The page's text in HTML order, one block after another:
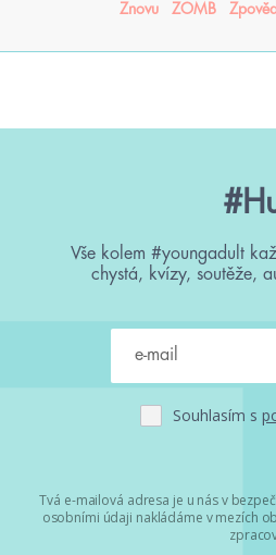
Znovu
ZOMB
Vše kolem #youngadult
chystá, kvízy, soutěže,
Souhlasím s
Tvá e-mailová adresa je u nás v
osobními údaji nakládáme v mezích